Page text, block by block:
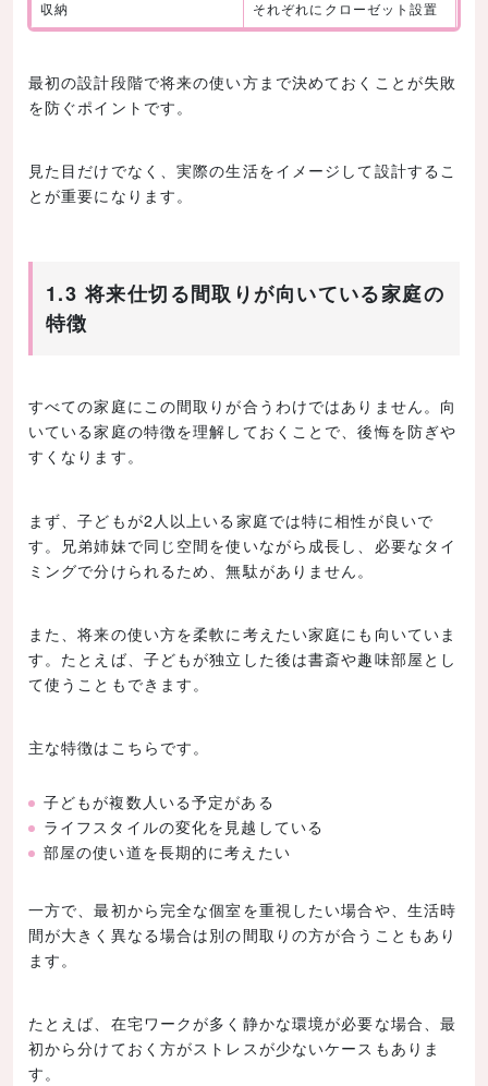
収納 それぞれにクローゼット設置
最初の設計段階で将来の使い方まで決めておくことが失敗
を防ぐポイントです。
見た目だけでなく、実際の生活をイメージして設計するこ
とが重要になります。
1.3 将来仕切る間取りが向いている家庭の
特徴
すべての家庭にこの間取りが合うわけではありません。向
いている家庭の特徴を理解しておくことで、後悔を防ぎや
すくなります。
まず、子どもが2人以上いる家庭では特に相性が良いで
す。兄弟姉妹で同じ空間を使いながら成長し、必要なタイ
ミングで分けられるため、無駄がありません。
また、将来の使い方を柔軟に考えたい家庭にも向いていま
す。たとえば、子どもが独立した後は書斎や趣味部屋とし
て使うこともできます。
主な特徴はこちらです。
子どもが複数人いる予定がある
ライフスタイルの変化を見越している
部屋の使い道を長期的に考えたい
一方で、最初から完全な個室を重視したい場合や、生活時
間が大きく異なる場合は別の間取りの方が合うこともあり
ます。
たとえば、在宅ワークが多く静かな環境が必要な場合、最
初から分けておく方がストレスが少ないケースもありま
す。